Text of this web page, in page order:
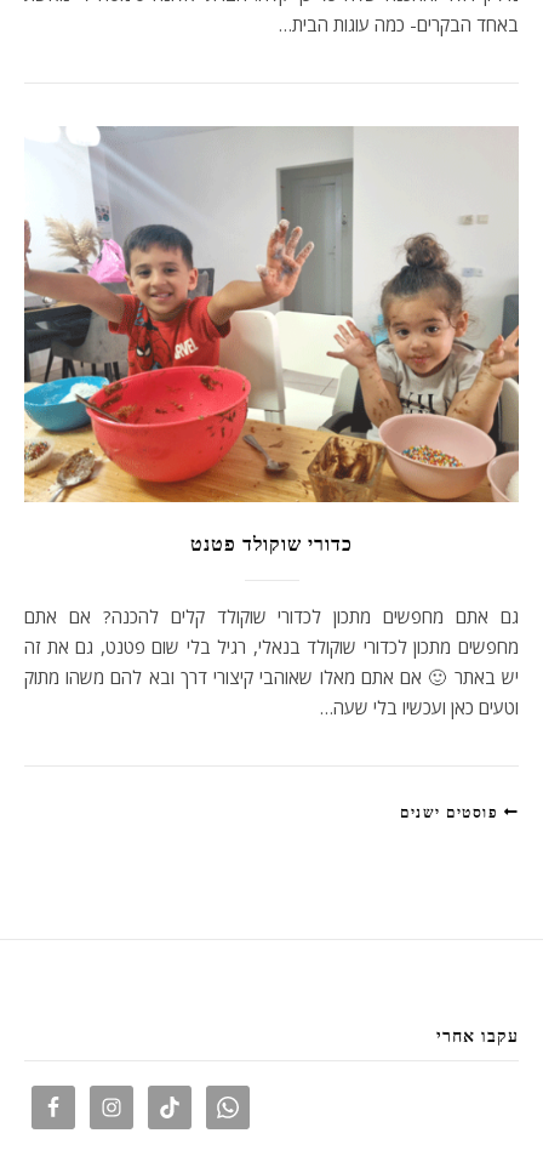
באחד הבקרים- כמה עוגות הבית…
כדורי שוקולד פטנט
גם אתם מחפשים מתכון לכדורי שוקולד קלים להכנה? אם אתם
מחפשים מתכון לכדורי שוקולד בנאלי, רגיל בלי שום פטנט, גם את זה
יש באתר 🙂 אם אתם מאלו שאוהבי קיצורי דרך ובא להם משהו מתוק
וטעים כאן ועכשיו בלי שעה…
פוסטים ישנים
עקבו אחרי